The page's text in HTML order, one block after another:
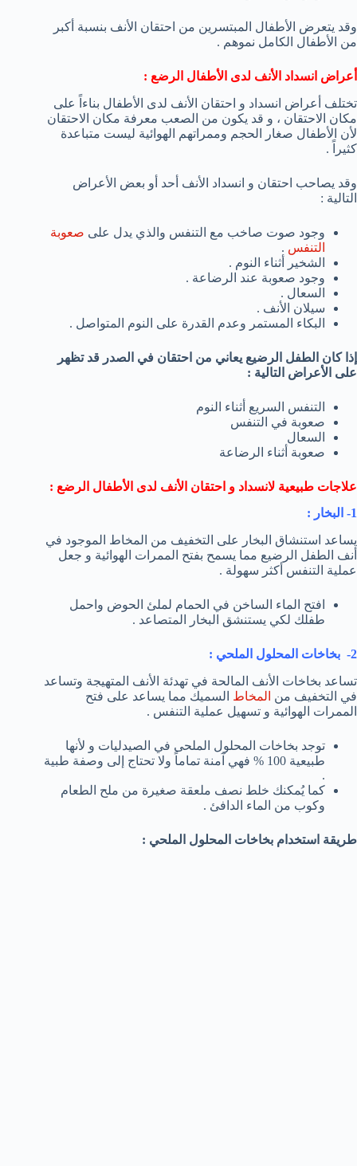
وقد يتعرض الأطفال المبتسرين من احتقان الأنف بنسبة أكبر
من الأطفال الكامل نموهم .
أعراض انسداد الأنف لدى الأطفال الرضع :
تختلف أعراض انسداد و احتقان الأنف لدى الأطفال بناءاً على
مكان الاحتقان ، و قد يكون من الصعب معرفة مكان الاحتقان
لأن الأطفال صغار الحجم وممراتهم الهوائية ليست متباعدة
كثيراً .
وقد يصاحب احتقان و انسداد الأنف أحد أو بعض الأعراض
التالية :
وجود صوت صاخب مع التنفس والذي يدل على صعوبة
التنفس .
الشخير أثناء النوم .
وجود صعوبة عند الرضاعة .
السعال .
سيلان الأنف .
البكاء المستمر وعدم القدرة على النوم المتواصل .
إذا كان الطفل الرضيع يعاني من احتقان في الصدر قد تظهر
على الأعراض التالية :
التنفس السريع أثناء النوم
صعوبة في التنفس
السعال
صعوبة أثناء الرضاعة
علاجات طبيعية لانسداد و احتقان الأنف لدى الأطفال الرضع :
1- البخار :
يساعد استنشاق البخار على التخفيف من المخاط الموجود في
أنف الطفل الرضيع مما يسمح بفتح الممرات الهوائية و جعل
عملية التنفس أكثر سهولة .
افتح الماء الساخن في الحمام لملئ الحوض واحمل
طفلك لكي يستنشق البخار المتصاعد .
2- بخاخات المحلول الملحي :
تساعد بخاخات الأنف المالحة في تهدئة الأنف المتهيجة وتساعد
في التخفيف من المخاط السميك مما يساعد على فتح
الممرات الهوائية و تسهيل عملية التنفس .
توجد بخاخات المحلول الملحى في الصيدليات و لأنها
طبيعية 100 % فهي آمنة تماماً ولا تحتاج إلى وصفة طبية
.
كما يُمكنك خلط نصف ملعقة صغيرة من ملح الطعام
وكوب من الماء الدافئ .
طريقة استخدام بخاخات المحلول الملحي :